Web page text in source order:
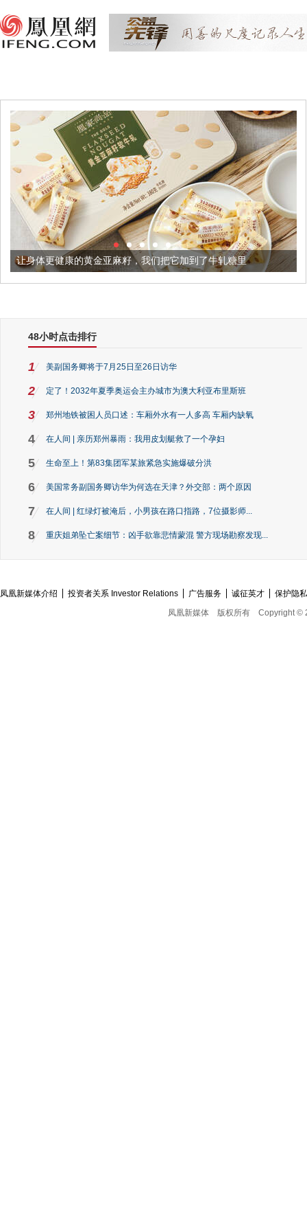
金亚麻籽，我们把它加到了牛轧糖里 被列入佛家七宝的
48小时点击排行
1 美副国务卿将于7月25日至26日访华
2 定了！2032年夏季奥运会主办城市为澳大利亚布里斯班
3 郑州地铁被困人员口述：车厢外水有一人多高 车厢内缺氧
4 在人间 | 亲历郑州暴雨：我用皮划艇救了一个孕妇
5 生命至上！第83集团军某旅紧急实施爆破分洪
6 美国常务副国务卿访华为何选在天津？外交部：两个原因
7 在人间 | 红绿灯被淹后，小男孩在路口指路，7位摄影师...
8 重庆姐弟坠亡案细节：凶手欲靠悲情蒙混 警方现场勘察发现...
凤凰新媒体介绍 投资者关系 Investor Relations 广告服务 诚征英才
保护隐
凤凰新媒体
版权所有 Copyright ©